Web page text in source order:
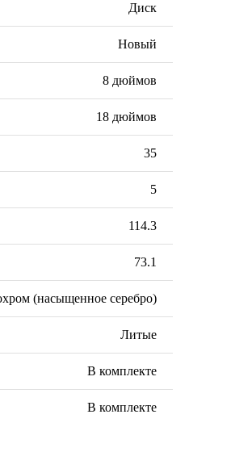
Диск
Новый
8 дюймов
18 дюймов
35
5
114.3
73.1
(насыщенное серебро)
Литые
В комплекте
В комплекте